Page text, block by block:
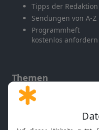
Tipps der Redaktion
Sendungen von A-Z
Programmheft
kostenlos anfordern
Themen
Gott und Bibel erklärt